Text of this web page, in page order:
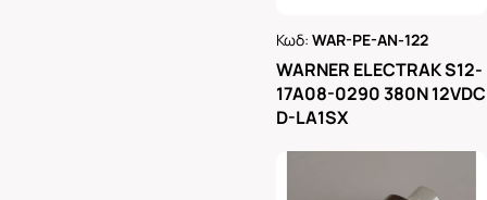
Κωδ:WAR-PE-AN-122
WARNER ELECTRAK S12-
17A08-0290 380N 12VDC
D-LA1SX